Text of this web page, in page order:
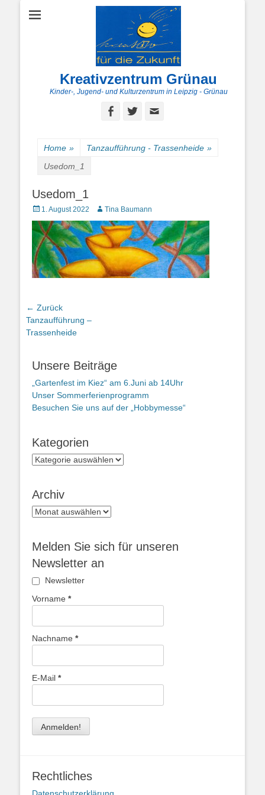
Kreativzentrum Grünau
Kinder-, Jugend- und Kulturzentrum in Leipzig - Grünau
Facebook
Twitter
Home » Tanzaufführung - Trassenheide »
Usedom_1
Usedom_1
Posted
on
1. August 2022 AutorTina Baumann
Beitragsnavigation
← Zurück
Vorheriger
Beitrag:
Tanzaufführung –
Trassenheide
Unsere Beiträge
„Gartenfest im Kiez“ am 6.Juni ab 14Uhr
Unser Sommerferienprogramm
Besuchen Sie uns auf der „Hobbymesse“
Kategorien
Kategorien
Archiv
Archiv
Melden Sie sich für unseren
Newsletter an
Newsletter
Vorname *
Nachname *
E-Mail *
Rechtliches